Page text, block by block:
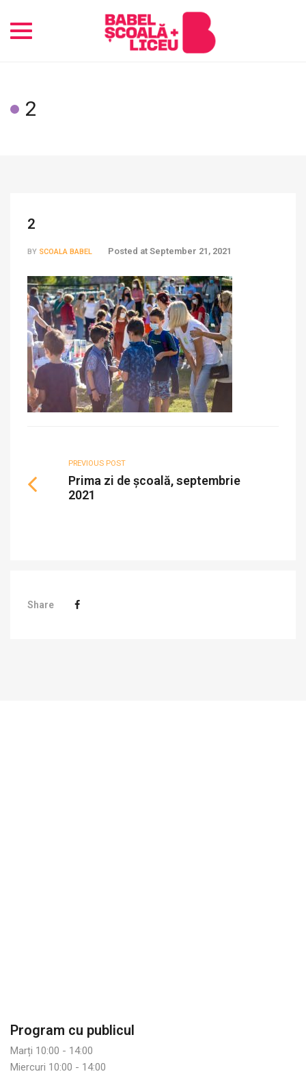
Toggle
2
2
BY SCOALA BABEL Posted at September 21, 2021
PREVIOUS POST
Prima zi de școală, septembrie
2021
Share
Program cu publicul
Marți 10:00 - 14:00
Miercuri 10:00 - 14:00